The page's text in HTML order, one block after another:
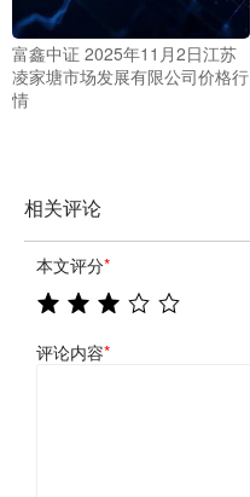
富鑫中证 2025年11月2日江苏
凌家塘市场发展有限公司价格行
情
相关评论
本文评分*
评论内容*